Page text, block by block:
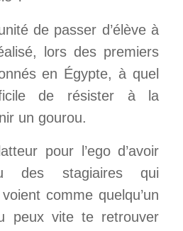
de passer d’élève à
lors des premiers
en Égypte, à quel
de résister à la
un gourou.
pour l’ego d’avoir
des stagiaires qui
comme quelqu’un
peux vite te retrouver